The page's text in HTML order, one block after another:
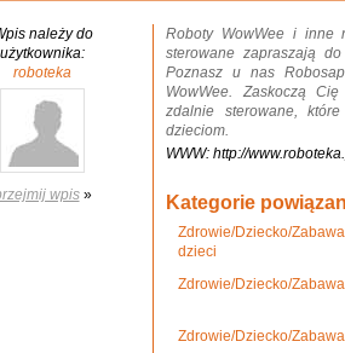
należy do
użytkownika:
roboteka
wpis»
Roboty WowWee i inne
sterowane zapraszają
Poznasz u nas
WowWee. Zaskoczą
zdalnie sterowane,
dzieciom.
WWW: http://
Kategorie
Zdrowie/Dziecko/
dzieci
Zdrowie/Dziecko/
Zdrowie/Dziecko/